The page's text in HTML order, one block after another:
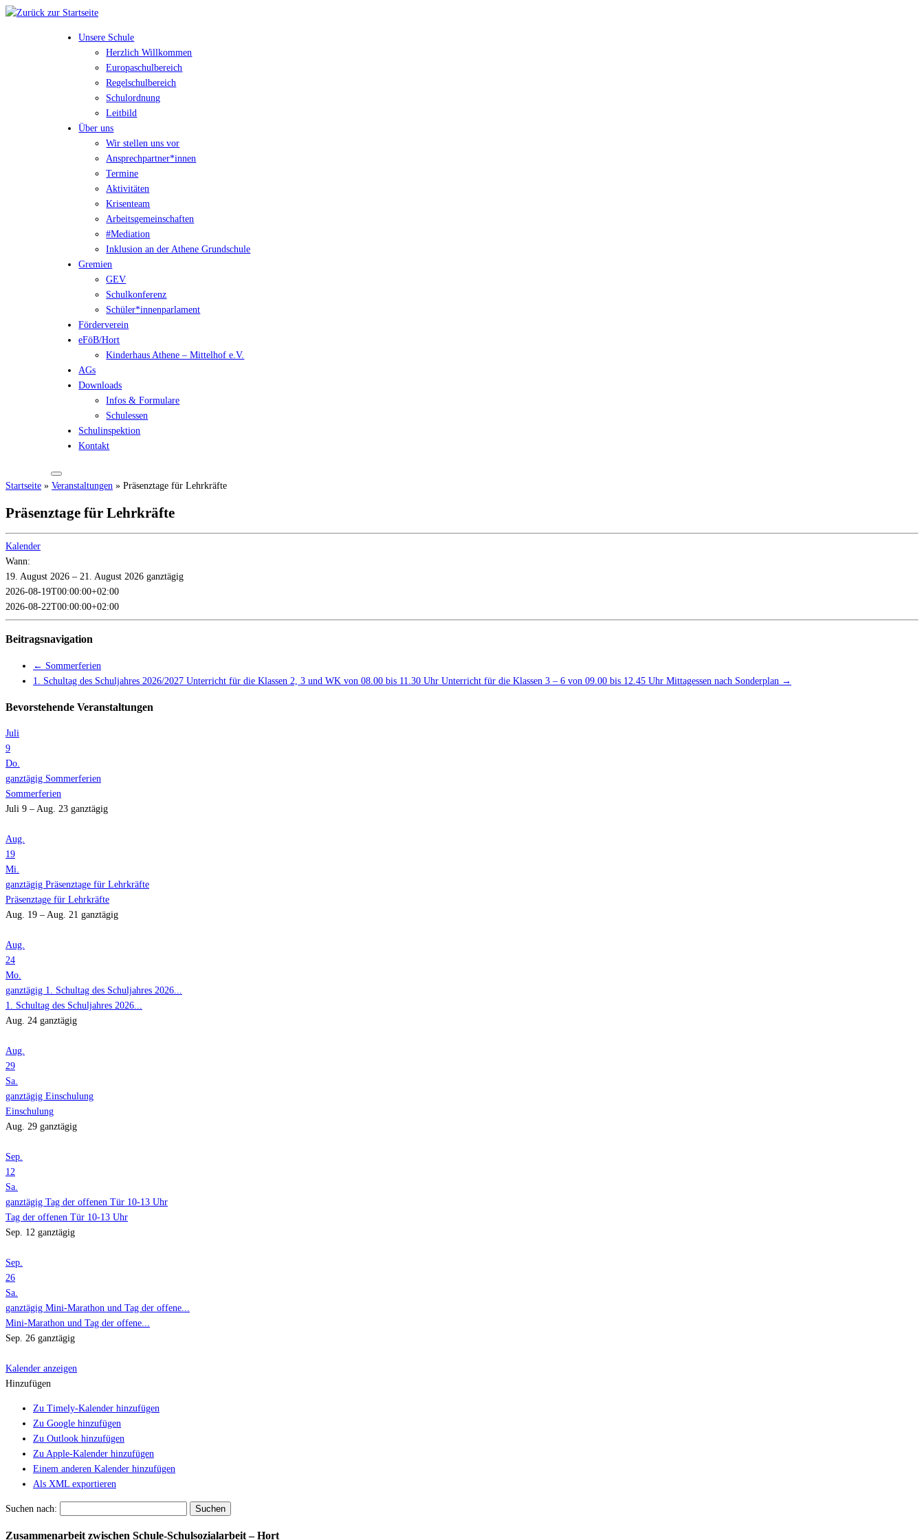
Unsere Schule
Herzlich Willkommen
Europaschulbereich
Regelschulbereich
Schulordnung
Leitbild
Über uns
Wir stellen uns vor
Ansprechpartner*innen
Termine
Aktivitäten
Krisenteam
Arbeitsgemeinschaften
#Mediation
Inklusion an der Athene Grundschule
Gremien
GEV
Schulkonferenz
Schüler*innenparlament
Förderverein
eFöB/Hort
Kinderhaus Athene – Mittelhof e.V.
AGs
Downloads
Infos & Formulare
Schulessen
Schulinspektion
Kontakt
Startseite » Veranstaltungen » Präsenztage für Lehrkräfte
Präsenztage für Lehrkräfte
Kalender
Wann:
19. August 2026 – 21. August 2026 ganztägig
2026-08-19T00:00:00+02:00
2026-08-22T00:00:00+02:00
Beitragsnavigation
← Sommerferien
1. Schultag des Schuljahres 2026/2027 Unterricht für die Klassen 2, 3 und WK von 08.00 bis 11.30 Uhr Unterricht für die Klassen 3 – 6 von 09.00 bis 12.45 Uhr Mittagessen nach Sonderplan →
Bevorstehende Veranstaltungen
Juli
9
Do.
ganztägig Sommerferien
Sommerferien
Juli 9 – Aug. 23 ganztägig
Aug.
19
Mi.
ganztägig Präsenztage für Lehrkräfte
Präsenztage für Lehrkräfte
Aug. 19 – Aug. 21 ganztägig
Aug.
24
Mo.
ganztägig 1. Schultag des Schuljahres 2026...
1. Schultag des Schuljahres 2026...
Aug. 24 ganztägig
Aug.
29
Sa.
ganztägig Einschulung
Einschulung
Aug. 29 ganztägig
Sep.
12
Sa.
ganztägig Tag der offenen Tür 10-13 Uhr
Tag der offenen Tür 10-13 Uhr
Sep. 12 ganztägig
Sep.
26
Sa.
ganztägig Mini-Marathon und Tag der offene...
Mini-Marathon und Tag der offene...
Sep. 26 ganztägig
Kalender anzeigen
Hinzufügen
Zu Timely-Kalender hinzufügen
Zu Google hinzufügen
Zu Outlook hinzufügen
Zu Apple-Kalender hinzufügen
Einem anderen Kalender hinzufügen
Als XML exportieren
Suchen nach:
Zusammenarbeit zwischen Schule-Schulsozialarbeit – Hort